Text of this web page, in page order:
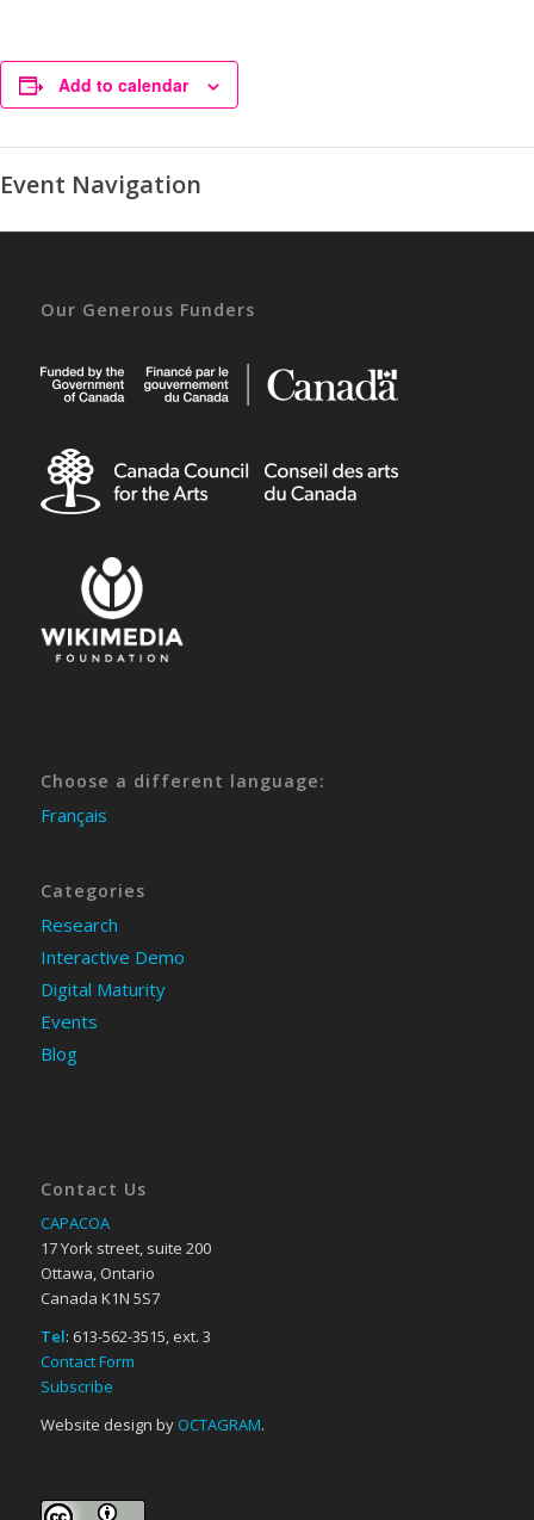
Add to calendar
Event Navigation
Our Generous Funders
Choose a different language:
Français
Categories
Research
Interactive Demo
Digital Maturity
Events
Blog
Contact Us
CAPACOA
17 York street, suite 200
Ottawa, Ontario
Canada K1N 5S7
Tel: 613-562-3515, ext. 3
Contact Form
Subscribe
Website design by OCTAGRAM.